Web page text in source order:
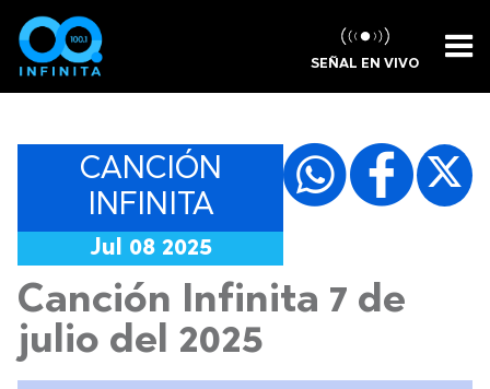
SEÑAL EN VIVO
CANCIÓN
INFINITA
Jul 08 2025
Canción Infinita 7 de
julio del 2025